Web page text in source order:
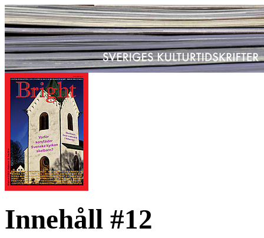
Innehåll #12